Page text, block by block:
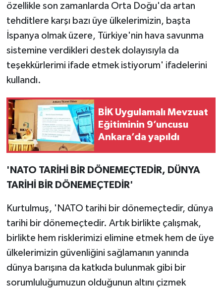
özellikle son zamanlarda Orta Doğu'da artan
tehditlere karşı bazı üye ülkelerimizin, başta
İspanya olmak üzere, Türkiye'nin hava savunma
sistemine verdikleri destek dolayısıyla da
teşekkürlerimi ifade etmek istiyorum' ifadelerini
kullandı.
BİK Uygulamalı Mevzuat
Eğitiminin 9’uncusu
Ankara’da yapıldı
'NATO TARİHİ BİR DÖNEMEÇTEDİR, DÜNYA
TARİHİ BİR DÖNEMEÇTEDİR'
Kurtulmuş, 'NATO tarihi bir dönemeçtedir, dünya
tarihi bir dönemeçtedir. Artık birlikte çalışmak,
birlikte hem risklerimizi elimine etmek hem de üye
ülkelerimizin güvenliğini sağlamanın yanında
dünya barışına da katkıda bulunmak gibi bir
sorumluluğumuzun olduğunun altını çizmek